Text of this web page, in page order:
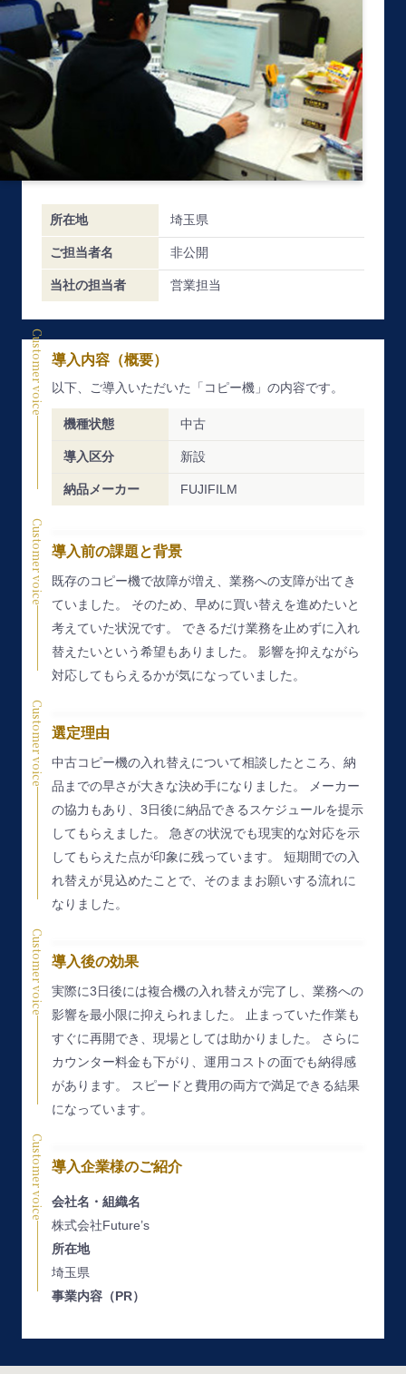
所在地 埼玉県
ご担当者名 非公開
当社の担当者 営業担当
Customer voice 導入内容（概要）
以下、ご導入いただいた「コピー機」の内容です。
機種状態 中古
導入区分 新設
納品メーカー FUJIFILM
Customer voice 導入前の課題と背景
既存のコピー機で故障が増え、業務への支障が出てき
ていました。
そのため、早めに買い替えを進めたいと
考えていた状況です。
できるだけ業務を止めずに入れ
替えたいという希望もありました。
影響を抑えながら
対応してもらえるかが気になっていました。
Customer voice 選定理由
中古コピー機の入れ替えについて相談したところ、納
品までの早さが大きな決め手になりました。
メーカー
の協力もあり、3日後に納品できるスケジュールを提示
してもらえました。
急ぎの状況でも現実的な対応を示
してもらえた点が印象に残っています。
短期間での入
れ替えが見込めたことで、そのままお願いする流れに
なりました。
Customer voice 導入後の効果
実際に3日後には複合機の入れ替えが完了し、業務への
影響を最小限に抑えられました。
止まっていた作業も
すぐに再開でき、現場としては助かりました。
さらに
カウンター料金も下がり、運用コストの面でも納得感
があります。
スピードと費用の両方で満足できる結果
になっています。
Customer voice 導入企業様のご紹介
会社名・組織名
株式会社Future’s
所在地
埼玉県
事業内容（PR）